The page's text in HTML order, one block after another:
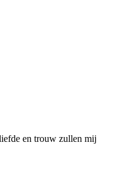
en trouw zullen mij